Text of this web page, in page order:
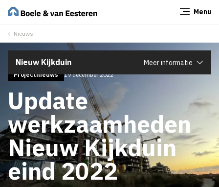
Menu
Nieuws
Nieuw Kijkduin Meer informatie
Projectnieuws 19 december 2022
Update
werkzaamheden
Nieuw Kijkduin
eind 2022
Sluiten